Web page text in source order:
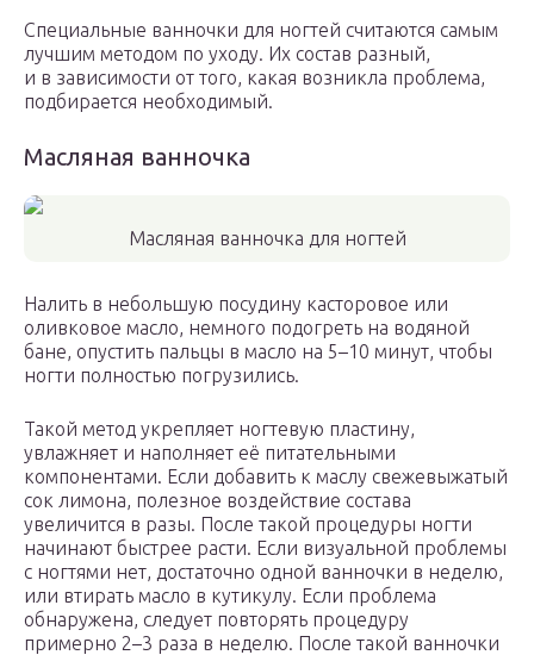
Специальные ванночки для ногтей считаются самым
лучшим методом по уходу. Их состав разный,
и в зависимости от того, какая возникла проблема,
подбирается необходимый.
Масляная ванночка
Масляная ванночка для ногтей
Налить в небольшую посудину касторовое или
оливковое масло, немного подогреть на водяной
бане, опустить пальцы в масло на 5–10 минут, чтобы
ногти полностью погрузились.
Такой метод укрепляет ногтевую пластину,
увлажняет и наполняет её питательными
компонентами. Если добавить к маслу свежевыжатый
сок лимона, полезное воздействие состава
увеличится в разы. После такой процедуры ногти
начинают быстрее расти. Если визуальной проблемы
с ногтями нет, достаточно одной ванночки в неделю,
или втирать масло в кутикулу. Если проблема
обнаружена, следует повторять процедуру
примерно 2–3 раза в неделю. После такой ванночки